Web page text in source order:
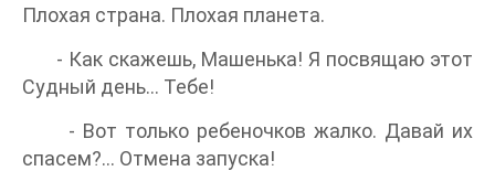
Плохая страна. Плохая планета.
- Как скажешь, Машенька! Я посвящаю этот
Судный день… Тебе!
- Вот только ребеночков жалко. Давай их
спасем?… Отмена запуска!